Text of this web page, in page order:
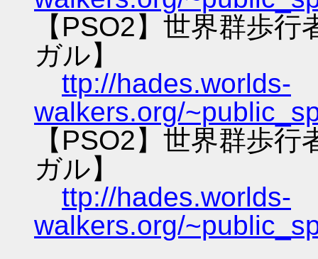
【PSO2】世界群歩
ガル】
ttp://hades.worlds-
walkers.org/
【PSO2】世界群歩
ガル】
ttp://hades.worlds-
walkers.org/